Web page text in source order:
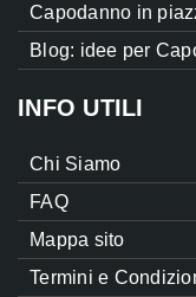
Capodanno in
Blog: idee per
INFO UTILI
Chi Siamo
FAQ
Mappa sito
Termini e